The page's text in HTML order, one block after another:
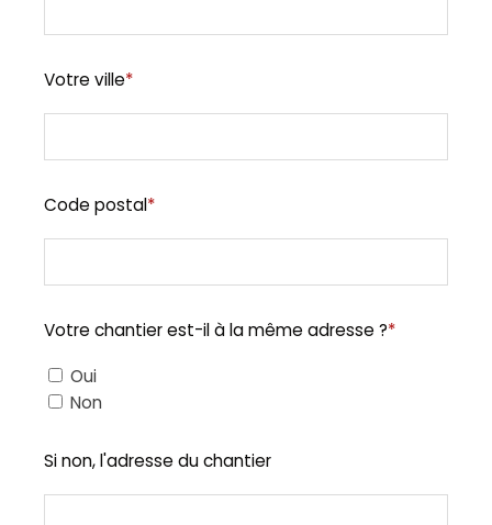
Votre ville*
Code postal*
Votre chantier est-il à la même adresse ?*
Oui
Non
Si non, l'adresse du chantier